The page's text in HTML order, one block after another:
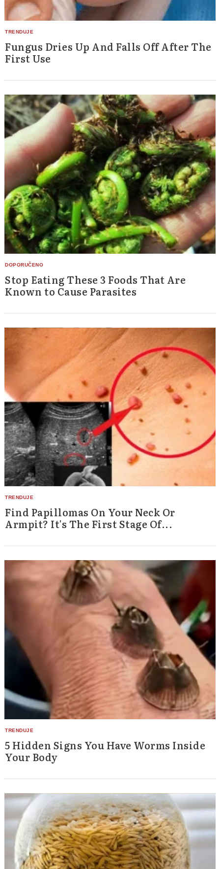
Fungus Dries Up And Falls Off After The
First Use
Stop Eating These 3 Foods That Are
Known to Cause Parasites
Find Papillomas On Your Neck Or
Armpit? It's The First Stage Of...
5 Hidden Signs You Have Worms Inside
Your Body
Search